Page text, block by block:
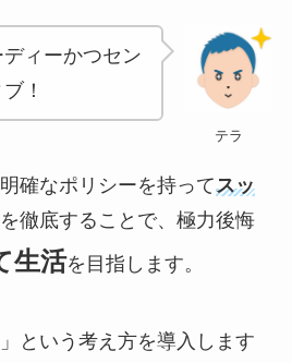
テラ
ディーかつセン
！
確なポリシーを持ってスッ
を徹底することで、極力後悔
生活を目指します。
」という考え方を導入します